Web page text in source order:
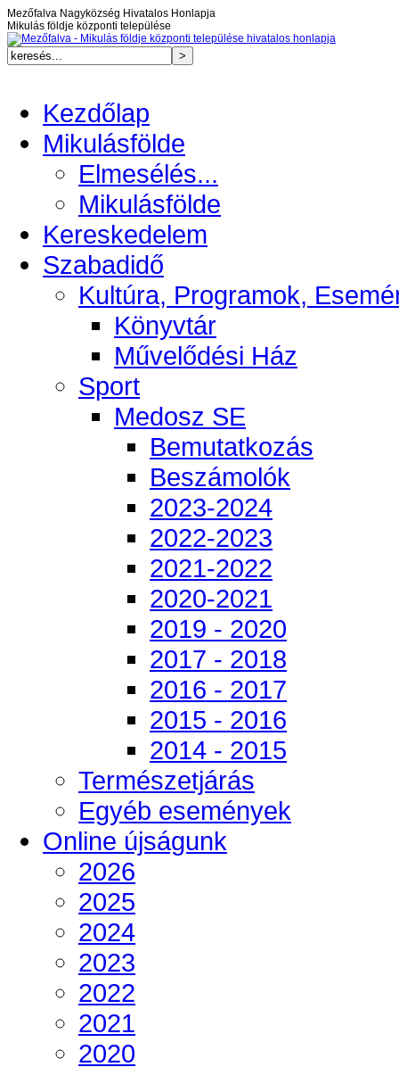
Mezőfalva Nagyközség Hivatalos Honlapja
Mikulás földje központi települése
Kezdőlap
Mikulásfölde
Elmesélés...
Mikulásfölde
Kereskedelem
Szabadidő
Kultúra, Programok,
Könyvtár
Művelődési Ház
Sport
Medosz SE
Bemutatkozás
Beszámolók
2023-2024
2022-2023
2021-2022
2020-2021
2019 - 2020
2017 - 2018
2016 - 2017
2015 - 2016
2014 - 2015
Természetjárás
Egyéb események
Online újságunk
2026
2025
2024
2023
2022
2021
2020